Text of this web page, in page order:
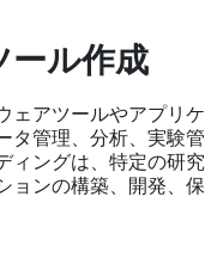
ール作成
ェアツールやアプリケ
タ管理、分析、実験管
ィングは、特定の研究
ョンの構築、開発、保